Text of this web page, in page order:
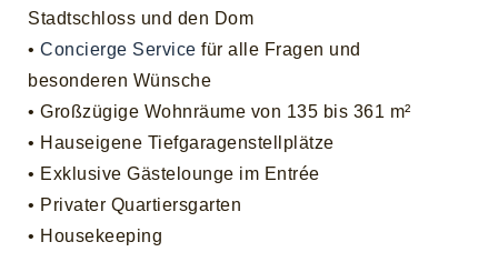
Stadtschloss und den Dom
• Concierge Service für alle Fragen und
besonderen Wünsche
• Großzügige Wohnräume von 135 bis 361 m²
• Hauseigene Tiefgaragenstellplätze
• Exklusive Gästelounge im Entrée
• Privater Quartiersgarten
• Housekeeping